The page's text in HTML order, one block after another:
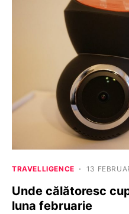
TRAVELLIGENCE 13
Unde călătoresc
luna februarie